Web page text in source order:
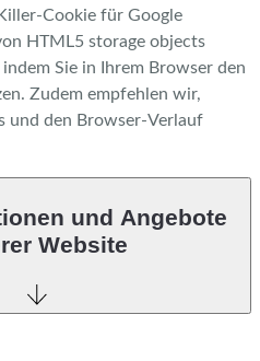
Cookie für Google
HTML5 storage objects
Sie in Ihrem Browser den
Zudem empfehlen wir,
und den Browser-Verlauf
und Angebote
Website